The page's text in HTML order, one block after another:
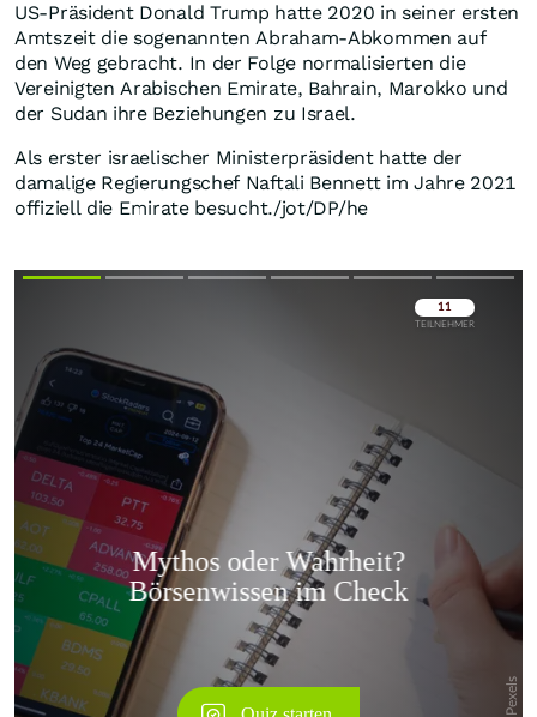
US-Präsident Donald Trump hatte 2020 in seiner ersten
Amtszeit die sogenannten Abraham-Abkommen auf
den Weg gebracht. In der Folge normalisierten die
Vereinigten Arabischen Emirate, Bahrain, Marokko und
der Sudan ihre Beziehungen zu Israel.
Als erster israelischer Ministerpräsident hatte der
damalige Regierungschef Naftali Bennett im Jahre 2021
offiziell die Emirate besucht./jot/DP/he
Überspringen